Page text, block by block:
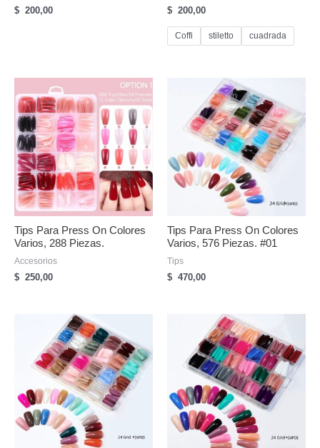
$ 200,00 $ 200,00
Coffi stiletto cuadrada
Tips Para Press On Colores
Varios, 288 Piezas.
Accesorios
$ 250,00
Tips Para Press On Colores
Varios, 576 Piezas. #01
Tips
$ 470,00